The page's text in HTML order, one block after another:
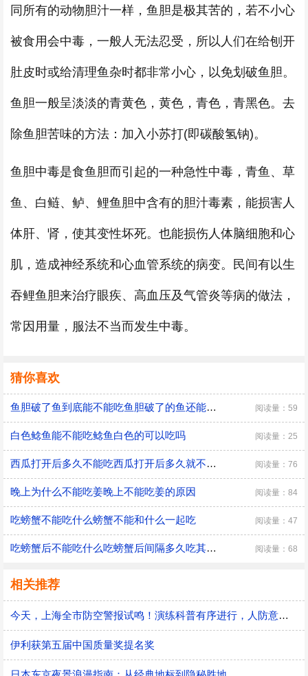
同所有的动物胆汁一样，鱼胆是极其苦的，若不小心
被食用会中毒，一般人无法忍受，所以人们在给刨开
肚皮时或给清理鱼杂时都非常小心，以免划破鱼胆。
鱼胆一般呈淡淡的青黄色，黄色，青色，青黑色。去
除鱼胆苦味的方法：加入小苏打(即碳酸氢钠)。
鱼胆中毒是食鱼胆而引起的一种急性中毒，青鱼、草
鱼、白鲢、鲈、鲤鱼胆中含有的胆汁毒素，能损害人
体肝、肾，使其变性坏死。也能损伤人体脑细胞和心
肌，造成神经系统和心血管系统的病变。民间有以生
吞鲤鱼胆来治疗眼疾、高血压及气管炎等病的做法，
常因用量，服法不当而发生中毒。
猜你喜欢
鱼胆破了鱼到底能不能吃鱼胆破了的鱼还能吃吗 阅读量：59
白色鲶鱼能不能吃鲶鱼白色的可以吃吗 阅读量：25
西瓜打开后多久不能吃西瓜打开后多久就不能吃了 阅读量：76
晚上为什么不能吃姜晚上不能吃姜的原因 阅读量：84
吃螃蟹不能吃什么螃蟹不能和什么一起吃 阅读量：47
吃螃蟹后不能吃什么吃螃蟹后间隔多久吃其他食物 阅读量：68
相关推荐
今天，上海全市防空警报试鸣！演练科普有序进行，人防意识“声入人心”
伊利获第五届中国质量奖提名奖